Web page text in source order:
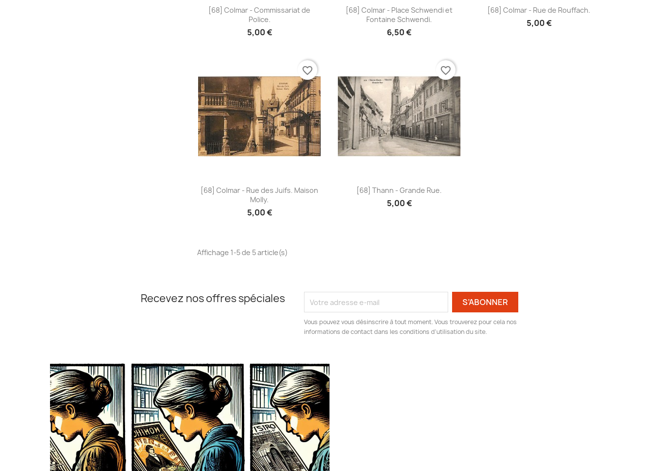
Aperçu rapide
[68] Colmar - Commissariat de
Police.
5,00 €
Aperçu rapide
[68] Colmar - Place Schwendi et
Fontaine Schwendi.
6,50 €
Aperçu rapide
[68] Colmar - Rue de Rouffach.
5,00 €
Aperçu rapide
[68] Colmar - Rue des Juifs. Maison
Molly.
5,00 €
favorite_border
Aperçu rapide
[68] Thann - Grande Rue.
5,00 €
favorite_border
Affichage 1-5 de 5 article(s)
Recevez nos offres spéciales
Vous pouvez vous désinscrire à tout moment. Vous trouverez pour cela nos
informations de contact dans les conditions d'utilisation du site.